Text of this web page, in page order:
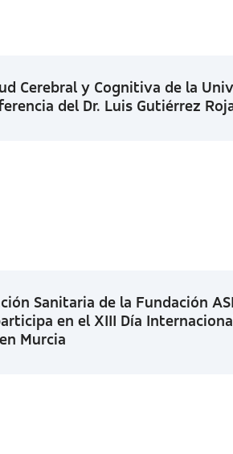
Cerebral y Cognitiva de la
del Dr. Luis Gutiérrez
Sanitaria de la Fundación
en el XIII Día
Murcia